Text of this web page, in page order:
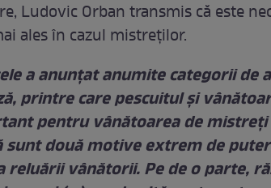
Ludovic Orban transmis că este
ales în cazul mistreților.
a anunțat anumite categorii de
printre care pescuitul și
pentru vânătoarea de mistreți
sunt două motive extrem de
reluării vânătorii. Pe de o parte,